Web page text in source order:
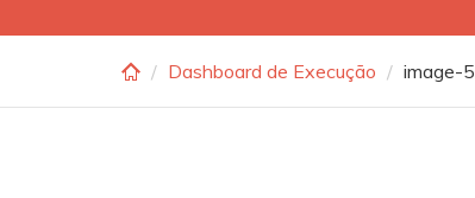
Dashboard de Execução image-5